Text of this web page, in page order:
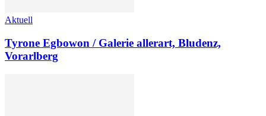
Aktuell
Tyrone Egbowon / Galerie allerart, Bludenz,
Vorarlberg